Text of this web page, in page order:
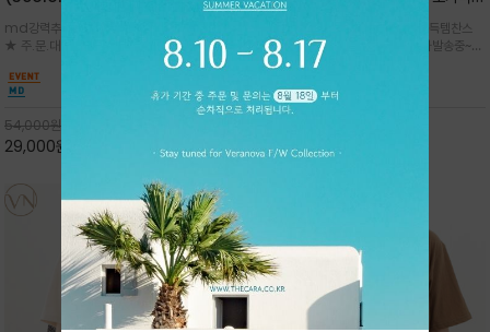
무 좋고 옷감 시원한 프리미엄 소재 / 군
더더기 없이 깔끔한 무드가 매력적인
VN13 코튼 티셔츠
md강력추천 2026 신상품 ★한정 대박 세일
★ 주.문.대.폭.주 - 전컬러 인기~순차발송중
~~3차 리오더 ★ 기분좋게 적당히 슬림하게~ 편
안함을 동시에 느낄수 있으며 차분하고 필요한
컬러웨이로 단독 또는 린넨 자켓/ 여름점퍼 안에
코디하기 만능템 입니다^^
54,000원
29,000원
강연 코튼 / Partial Printing/라인
워크 (Line Work) & 스케치/감각적
인 아트워크 프린트가 시선을 끄는 루즈
핏 강연티셔츠
md강력추천 2026 신상품 ★대박 득템찬스
~~ 주.문.대.폭.주 - 전컬러 인기~순차발송중~★
시원한 터치감의 오가닉 강연 코튼 소재로 편안
엣이 편안하며 ★도회적인 무드로 루즈하게 단독
으로도 포인트가 되며, 데일리 활
30,000원 53%